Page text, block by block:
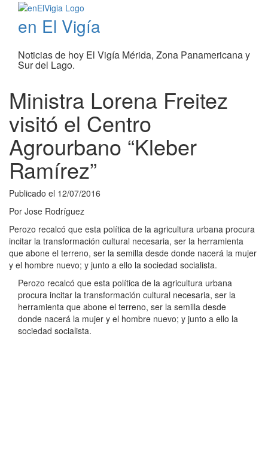
en El Vigía
Noticias de hoy El Vigía Mérida, Zona Panamericana y
Sur del Lago.
Ministra Lorena Freitez
visitó el Centro
Agrourbano “Kleber
Ramírez”
Publicado el 12/07/2016
Por Jose Rodríguez
Perozo recalcó que esta política de la agricultura urbana procura
incitar la transformación cultural necesaria, ser la herramienta
que abone el terreno, ser la semilla desde donde nacerá la mujer
y el hombre nuevo; y junto a ello la sociedad socialista.
Perozo recalcó que esta política de la agricultura urbana
procura incitar la transformación cultural necesaria, ser la
herramienta que abone el terreno, ser la semilla desde
donde nacerá la mujer y el hombre nuevo; y junto a ello la
sociedad socialista.